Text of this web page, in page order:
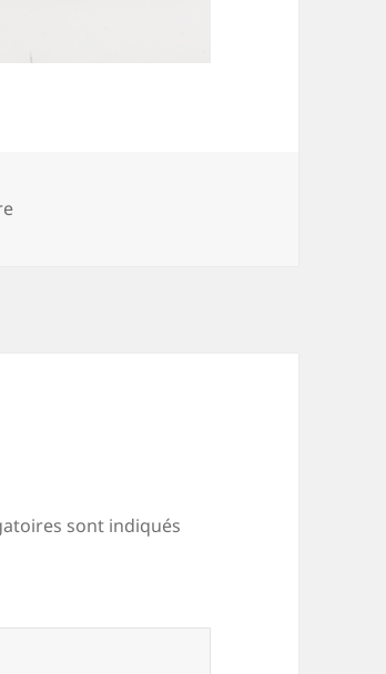
sur Numérisation_20200811 (14)
sont indiqués